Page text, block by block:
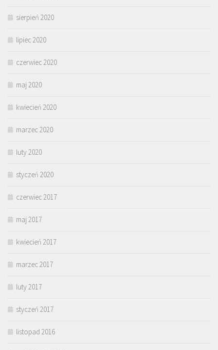
sierpień 2020
lipiec 2020
czerwiec 2020
maj 2020
kwiecień 2020
marzec 2020
luty 2020
styczeń 2020
czerwiec 2017
maj 2017
kwiecień 2017
marzec 2017
luty 2017
styczeń 2017
listopad 2016